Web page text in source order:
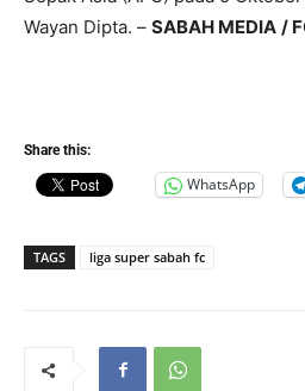
Wayan Dipta. – SABAH MEDIA /
Share this:
WhatsApp
TAGS liga super sabah fc